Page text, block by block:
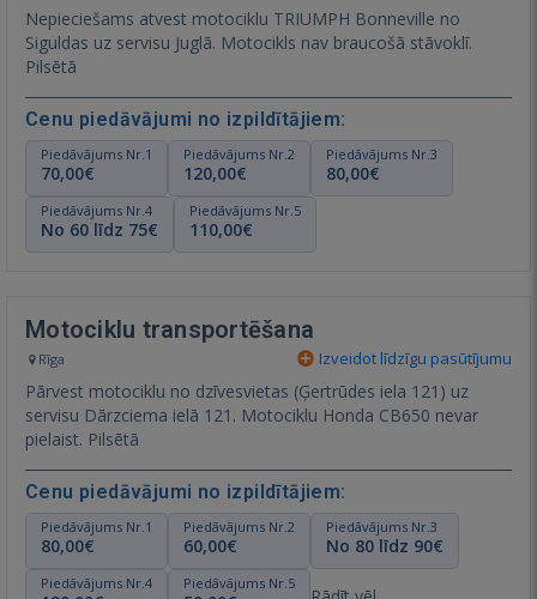
Nepieciešams atvest motociklu TRIUMPH Bonneville no
Siguldas uz servisu Juglā. Motocikls nav braucošā stāvoklī.
Pilsētā
Cenu piedāvājumi no izpildītājiem:
Piedāvājums Nr.1
70,00€
Piedāvājums Nr.2
120,00€
Piedāvājums Nr.3
80,00€
Piedāvājums Nr.4
No 60 līdz 75€
Piedāvājums Nr.5
110,00€
Motociklu transportēšana
Rīga Izveidot līdzīgu pasūtījumu
Pārvest motociklu no dzīvesvietas (Ģertrūdes iela 121) uz
servisu Dārzciema ielā 121. Motociklu Honda CB650 nevar
pielaist. Pilsētā
Cenu piedāvājumi no izpildītājiem:
Piedāvājums Nr.1
80,00€
Piedāvājums Nr.2
60,00€
Piedāvājums Nr.3
No 80 līdz 90€
Piedāvājums Nr.4 Piedāvājums Nr.5